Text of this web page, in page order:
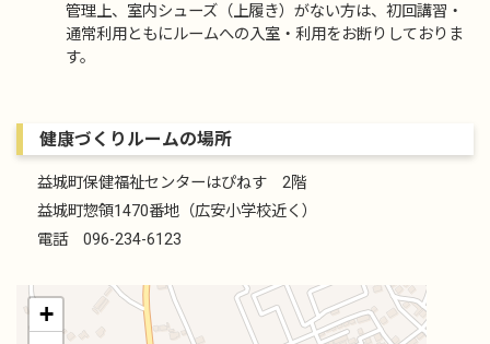
管理上、室内シューズ（上履き）がない方は、初回講習・
通常利用ともにルームへの入室・利用をお断りしておりま
す。
健康づくりルームの場所
益城町保健福祉センターはぴねす 2階
益城町惣領1470番地（広安小学校近く）
電話 096-234-6123